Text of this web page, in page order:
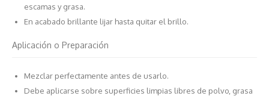
escamas y grasa.
En acabado brillante lijar hasta quitar el brillo.
Aplicación o Preparación
Mezclar perfectamente antes de usarlo.
Debe aplicarse sobre superficies limpias libres de polvo, grasa